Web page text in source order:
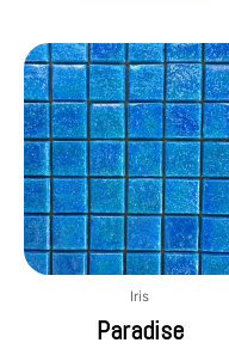
Iris
Paradise